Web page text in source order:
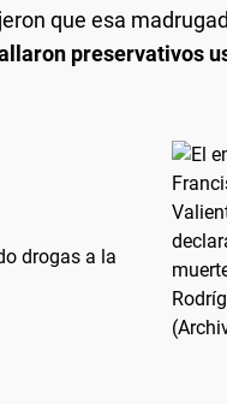
que esa
preservativos
drogas a la